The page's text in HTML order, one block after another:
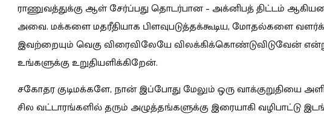
ராணுவத்துக்கு ஆள் சேர்ப்பது தொடர்பான – அக்னிபத் திட்டம்
அவை. மக்களை மதரீதியாக பிளவுபடுத்தக்கூடிய, மோதல்களை
இவற்றையும் வெகு விரைவிலேயே விலக்கிக்கொண்டுவிடுவேன்
உங்களுக்கு உறுதியளிக்கிறேன்.
சகோதர குடிமக்களே, நான் இப்போது மேலும் ஒரு வாக்குறுதியை
சில வட்டாரங்களில் தரும் அழுத்தங்களுக்கு இரையாகி வழிபாட்டு